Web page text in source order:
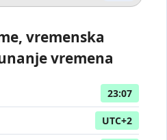
vremenska
vremena
23:07
UTC+2